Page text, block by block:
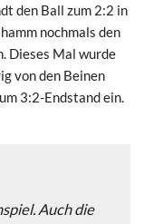
den Ball zum 2:2 in
nochmals den
Dieses Mal wurde
von den Beinen
3:2-Endstand ein.
Auch die